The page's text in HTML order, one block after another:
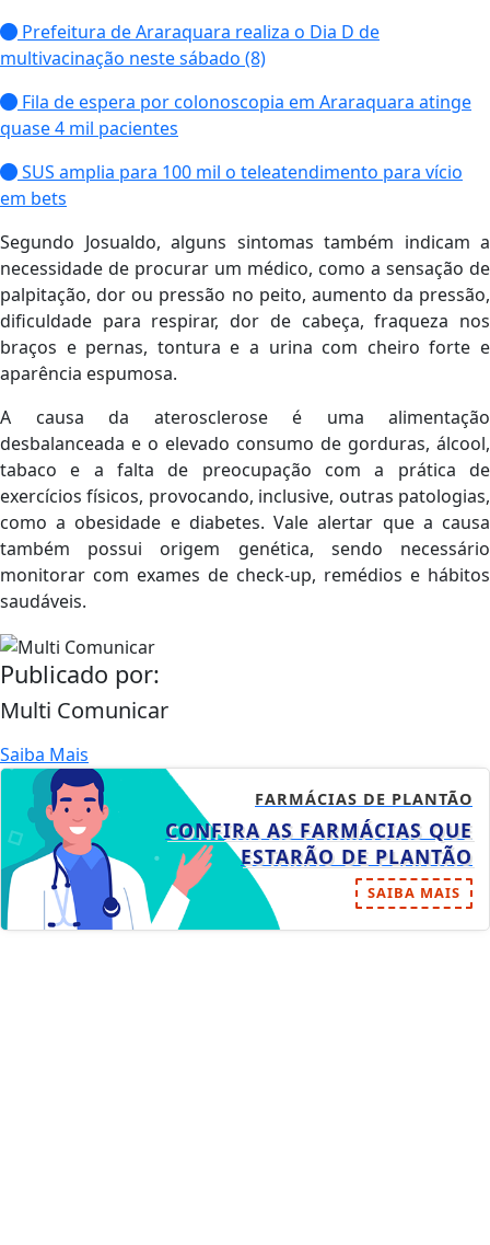
Prefeitura de Araraquara realiza o Dia D de
multivacinação neste sábado (8)
Fila de espera por colonoscopia em Araraquara atinge
quase 4 mil pacientes
SUS amplia para 100 mil o teleatendimento para vício
em bets
Segundo Josualdo, alguns sintomas também indicam a
necessidade de procurar um médico, como a sensação de
palpitação, dor ou pressão no peito, aumento da pressão,
dificuldade para respirar, dor de cabeça, fraqueza nos
braços e pernas, tontura e a urina com cheiro forte e
aparência espumosa.
A causa da aterosclerose é uma alimentação
desbalanceada e o elevado consumo de gorduras, álcool,
tabaco e a falta de preocupação com a prática de
exercícios físicos, provocando, inclusive, outras patologias,
como a obesidade e diabetes. Vale alertar que a causa
também possui origem genética, sendo necessário
monitorar com exames de check-up, remédios e hábitos
saudáveis.
Publicado por:
Multi Comunicar
Saiba Mais
FARMÁCIAS DE PLANTÃO
CONFIRA AS FARMÁCIAS QUE
ESTARÃO DE PLANTÃO
SAIBA MAIS